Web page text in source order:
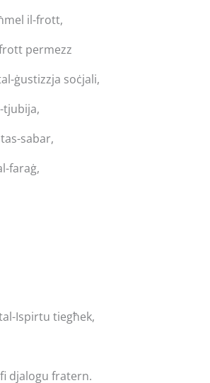
il-frott,
permezz
ġustizzja soċjali,
tjubija,
sabar,
faraġ,
Ispirtu tiegħek,
djalogu fratern.